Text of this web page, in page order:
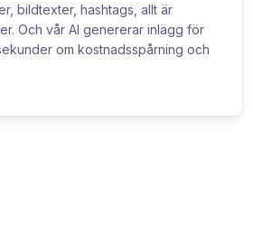
bildtexter, hashtags, allt är
Och vår AI genererar inlägg för
om kostnadsspårning och